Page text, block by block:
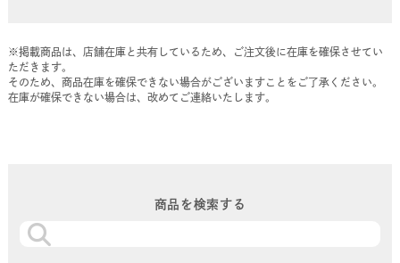
※掲載商品は、店舗在庫と共有しているため、ご注文後に在庫を確保させてい
ただきます。
そのため、商品在庫を確保できない場合がございますことをご了承ください。
在庫が確保できない場合は、改めてご連絡いたします。
商品を検索する